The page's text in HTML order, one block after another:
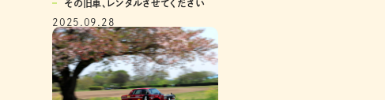
その旧車、レンタルさせてください
2025.09.28